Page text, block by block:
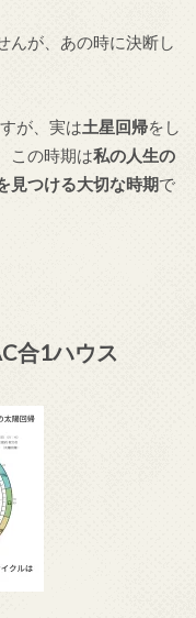
んが、あの時に決断し
が、実は土星回帰をし
この時期は私の人生の
見つける大切な時期で
合1ハウス